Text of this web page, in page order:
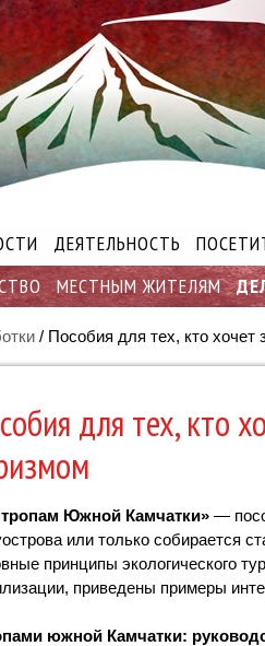
ДЕЯТЕЛЬНОСТЬ
МЕСТНЫМ ЖИТЕЛЯМ
/ Пособия для тех, кто хочет
для тех, кто
Южной Камчатки» —
или только собирается
принципы экологического
приведены примеры
южной Камчатки: